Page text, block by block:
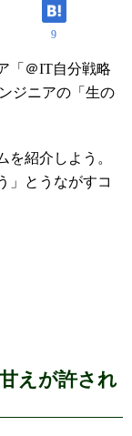
9
「＠IT自分戦略
ジニアの「生の
紹介しよう。
」とうながすコ
えが許され